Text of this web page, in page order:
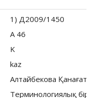
1) Д2009/1450
А 46
K
kaz
Алтайбекова Қанағат
Терминологиялық